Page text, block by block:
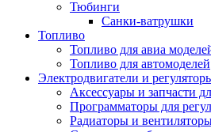
Тюбинги
Санки-ватрушки
Топливо
Топливо для авиа
Топливо для автомоделей
Электродвигатели и
Аксессуары и запчасти
Программаторы для
Радиаторы и